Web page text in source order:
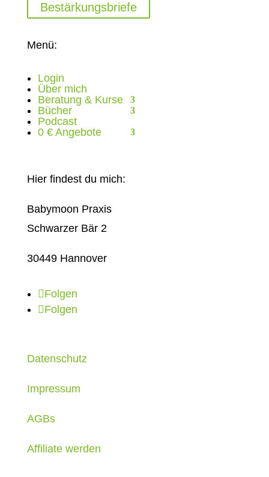
Bestärkungsbriefe
Menü:
Login
Über mich
Beratung & Kurse
Bücher
Podcast
0 € Angebote
Hier findest du mich:
Babymoon Praxis
Schwarzer Bär 2
30449 Hannover
Folgen
Folgen
Datenschutz
Impressum
AGBs
Affiliate werden